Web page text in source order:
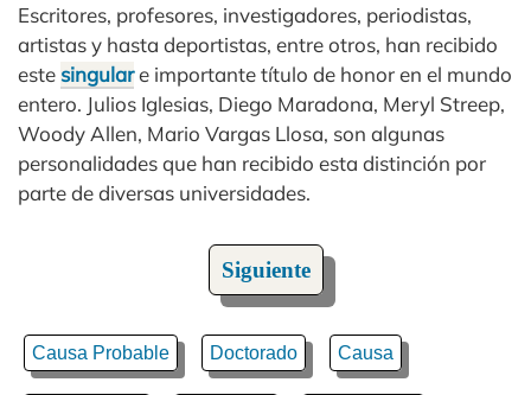
Escritores, profesores, investigadores, periodistas,
artistas y hasta deportistas, entre otros, han recibido
este singulare importante título de honor en el mundo
entero. Julios Iglesias, Diego Maradona, Meryl Streep,
Woody Allen, Mario Vargas Llosa, son algunas
personalidades que han recibido esta distinción por
parte de diversas universidades.
Siguiente
Causa Probable Doctorado Causa